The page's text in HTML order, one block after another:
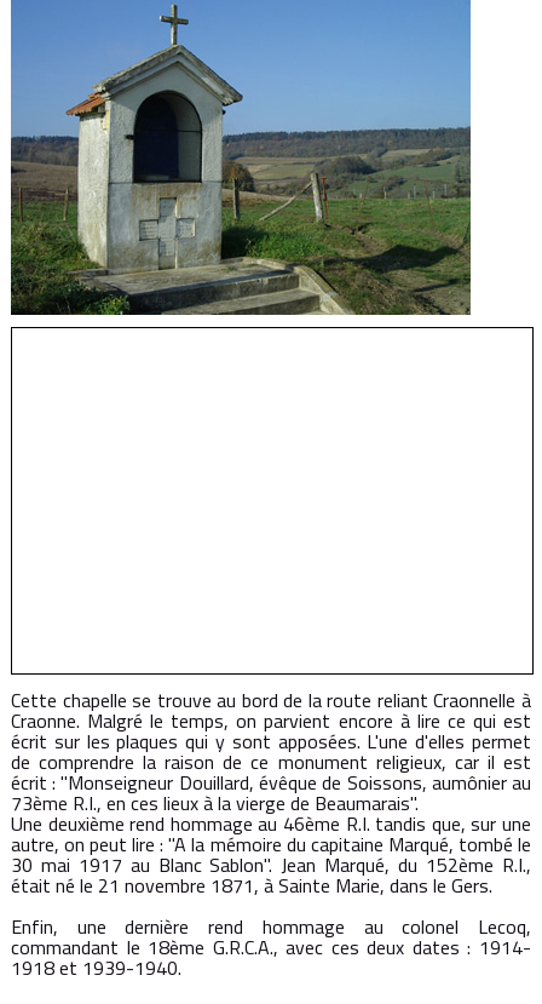
Cette chapelle se trouve au bord de la route reliant Craonnelle à
Craonne. Malgré le temps, on parvient encore à lire ce qui est
écrit sur les plaques qui y sont apposées. L'une d'elles permet
de comprendre la raison de ce monument religieux, car il est
écrit : "Monseigneur Douillard, évêque de Soissons, aumônier au
73ème R.I., en ces lieux à la vierge de Beaumarais".
Une deuxième rend hommage au 46ème R.I. tandis que, sur une
autre, on peut lire : "A la mémoire du capitaine Marqué, tombé le
30 mai 1917 au Blanc Sablon". Jean Marqué, du 152ème R.I.,
était né le 21 novembre 1871, à Sainte Marie, dans le Gers.
Enfin, une dernière rend hommage au colonel Lecoq,
commandant le 18ème G.R.C.A., avec ces deux dates : 1914-
1918 et 1939-1940.